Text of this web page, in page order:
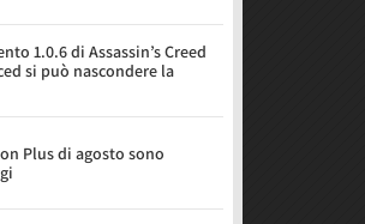
1.0.6 di Assassin’s Creed
si può nascondere la
Plus di agosto sono